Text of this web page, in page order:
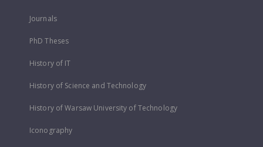
Journals
PhD Theses
History of IT
History of Science and Technology
History of Warsaw University of Technology
Iconography